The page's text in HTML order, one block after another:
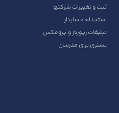
ثبت و تغییرات شرکتها
استخدام حسابدار
تبلیغات رپورتاژ و پرومکس
بستری برای مدرسان